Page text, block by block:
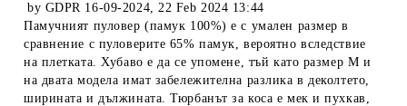
by GDPR 16-09-2024,22 Feb 2024 13:44
Памучният пуловер (памук 100%) е с умален размер в
сравнение с пуловерите 65% памук, вероятно вследствие
на плетката. Хубаво е да се упомене, тъй като размер М и
на двата модела имат забележителна разлика в деколтето,
ширината и дължината. Тюрбанът за коса е мек и пухкав,